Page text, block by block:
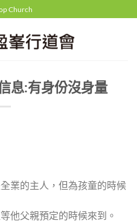
Church
息:有身份沒身量
業的主人，但為孩童的時候
他父親預定的時候來到。